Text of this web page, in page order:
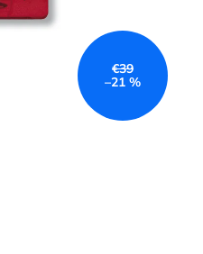
€39
–21 %